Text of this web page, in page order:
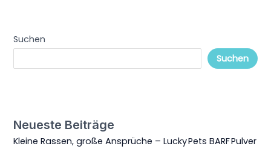
Suchen
Suchen
Neueste Beiträge
Kleine Rassen, große Ansprüche – Lucky Pets BARF Pulver